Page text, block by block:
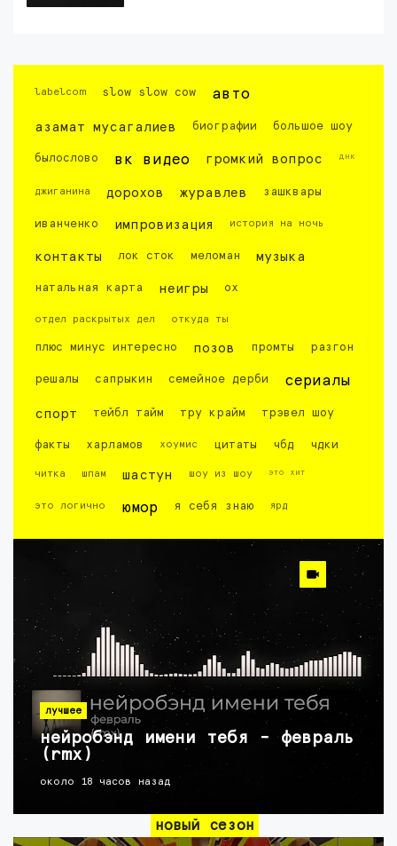
labelcom slow slow cow авто
азамат мусагалиев биографии большое шоу
былослово вк видео громкий вопрос днк
джиганина дорохов журавлев зашквары
иванченко импровизация история на ночь
контакты лок сток меломан музыка
натальная карта неигры ох
отдел раскрытых дел откуда ты
плюс минус интересно позов промты разгон
решалы сапрыкин семейное дерби сериалы
спорт тейбл тайм тру крайм трэвел шоу
факты харламов хоумис цитаты чбд чдки
читка шпам шастун шоу из шоу это хит
это логично юмор я себя знаю ярд
лучшее
нейробэнд имени тебя - февраль
(rmx)
около 18 часов назад
новый сезон